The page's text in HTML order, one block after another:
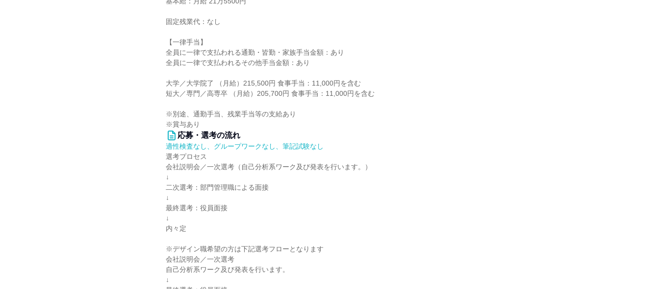
固定残業代：なし
【一律手当】
全員に一律で支払われる通勤・皆勤・家族手当金額：あり
全員に一律で支払われるその他手当金額：あり
大学／大学院了 （月給）215,500円 食事手当：11,000円を含む
短大／専門／高専卒 （月給）205,700円 食事手当：11,000円を含む
※別途、通勤手当、残業手当等の支給あり
※賞与あり
応募・選考の流れ
適性検査なし、グループワークなし、筆記試験なし
選考プロセス
会社説明会／一次選考（自己分析系ワーク及び発表を行います。）
↓
二次選考：部門管理職による面接
↓
最終選考：役員面接
↓
内々定
※デザイン職希望の方は下記選考フローとなります
会社説明会／一次選考
自己分析系ワーク及び発表を行います。
↓